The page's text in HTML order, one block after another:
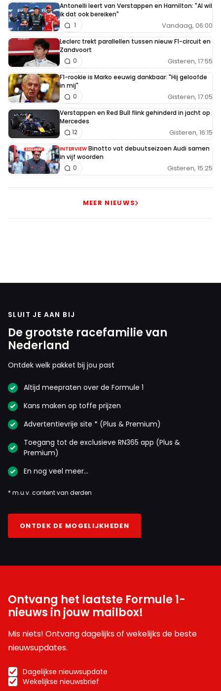
Antonelli leert van Verstappen en Hamilton: "Al wil
ik dat ook bereiken"
Vandaag, 06:00
1
Leclerc trekt parallellen tussen nieuw F1-circuit en
Zandvoort
Gisteren, 17:55
0
F1-rookie is Marko eeuwig dankbaar: "Hij geloofde
in mij"
Gisteren, 17:05
0
Verstappen en Red Bull flink gehinderd in jacht op
Mercedes
Gisteren, 16:15
12
INTERVIEW Binotto vat debuutseizoen Audi samen
in vijf woorden
Gisteren, 15:25
0
MEER NIEUWS
SLUIT JE AAN BIJ
De grootste racefamilie van
Nederland
Ontdek welk pakket bij jou past
Altijd meepraten over de Formule 1
Kans maken op toffe prijzen
Advertentievrije site * (Plus & Premium)
Toegang tot de exclusieve RN365 app (Plus &
Premium)
En nog veel meer…
* m.u.v. content van derden
ONTDEK DE MOGELIJKHEDEN
Ontvang het laatste Formule 1-
nieuws in jouw mailbox!
Mis niets! Ontvang dagelijks of wekelijks de beste
nieuwsupdates.
Dagelijkse nieuwsupdate
Wekelijkse nieuwsbrief